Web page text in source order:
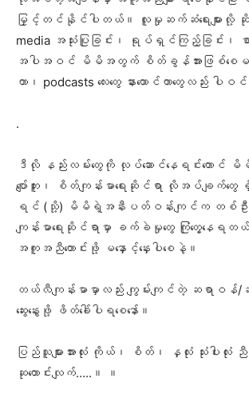
မြှင့်တင်နိုင်ပါတယ်။ လူမှုဆက်ဆံရေးများလို့ ဆိုရ
media အသုံးပြုခြင်း၊ ရုပ်ရှင်ကြည့်ခြင်း၊ စာ
အပါအဝင် မိမိအတွက် စိတ်ခွန်အားဖြစ်စေမယ့်
တာ၊ podcasts လေးတွေ နားထောင်တာတွေလည်း ပါ
.
ဒီလို နည်းလမ်းတွေကို လုပ်ဆောင်နေရင်းတောင် မိ
ပျော်ဘူး၊ စိတ်ကျန်းမာရေးဆိုင်ရာ လိုအပ်ချက်
ရင် (သို့) မိမိရဲ့အနီးပတ်ဝန်းကျင်က တစ်ဦး
ကျန်းမာရေးဆိုင်ရာမှာ ခက်ခဲမှုတွေ ကြုံတွေ့န
အကူအညီတောင်းဖို့ မနှောင့်နှေးပါစေနဲ့။
တယ်လီကျန်းမာမှာလည်း ကျွမ်းကျင်တဲ့ ဆရာဝန်/ဆရ
ဆွေးနွေးဖို့ ဖိတ်ခေါ်ပါရစေနော်။
ပြည်သူများအားလုံး ကိုယ်၊ စိတ်၊ နှလုံး သုံးပါးလုံး
ဆုတောင်းလျက်…..။ ။